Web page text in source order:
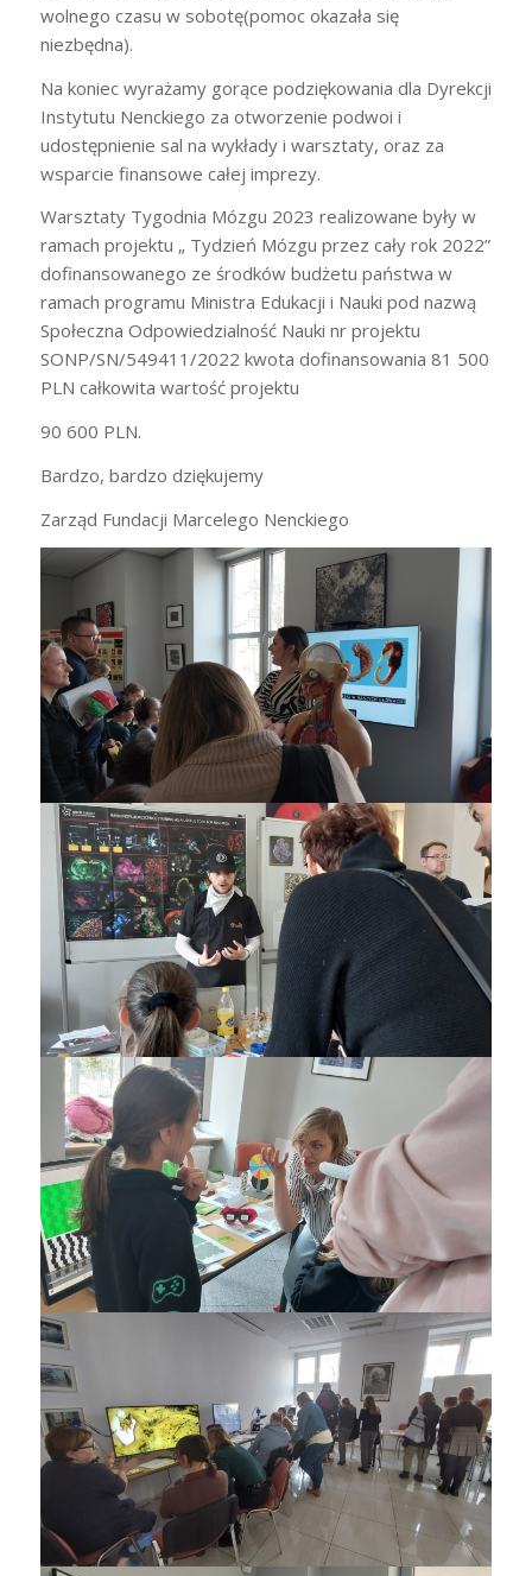
wolnego czasu w sobotę(pomoc okazała się
niezbędna).
Na koniec wyrażamy gorące podziękowania dla Dyrekcji
Instytutu Nenckiego za otworzenie podwoi i
udostępnienie sal na wykłady i warsztaty, oraz za
wsparcie finansowe całej imprezy.
Warsztaty Tygodnia Mózgu 2023 realizowane były w
ramach projektu „ Tydzień Mózgu przez cały rok 2022”
dofinansowanego ze środków budżetu państwa w
ramach programu Ministra Edukacji i Nauki pod nazwą
Społeczna Odpowiedzialność Nauki nr projektu
SONP/SN/549411/2022 kwota dofinansowania 81 500
PLN całkowita wartość projektu
90 600 PLN.
Bardzo, bardzo dziękujemy
Zarząd Fundacji Marcelego Nenckiego